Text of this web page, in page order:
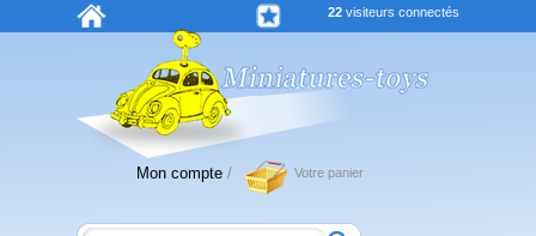
22 visiteurs connectés
Mon compte / Votre panier